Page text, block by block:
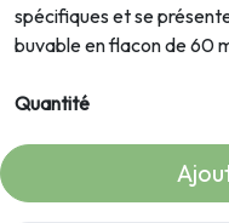
spécifiques et se
buvable en flacon de 60
Quantité